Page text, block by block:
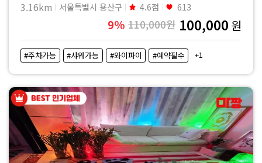
비
교
마
짱
3.16km 서울특별시 용산구 4.6점 613
9% 110,000원 100,000 원
#주차가능 #샤워가능 #와이파이 #예약필수 +1